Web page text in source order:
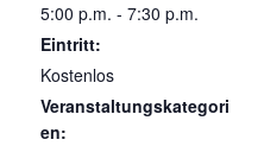
5:00 p.m. - 7:30 p.m.
Eintritt:
Kostenlos
Veranstaltungskategori
en: